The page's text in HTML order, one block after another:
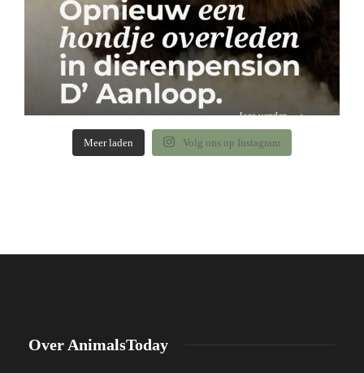
Meer laden Volg ons op Instagram
Over AnimalsToday